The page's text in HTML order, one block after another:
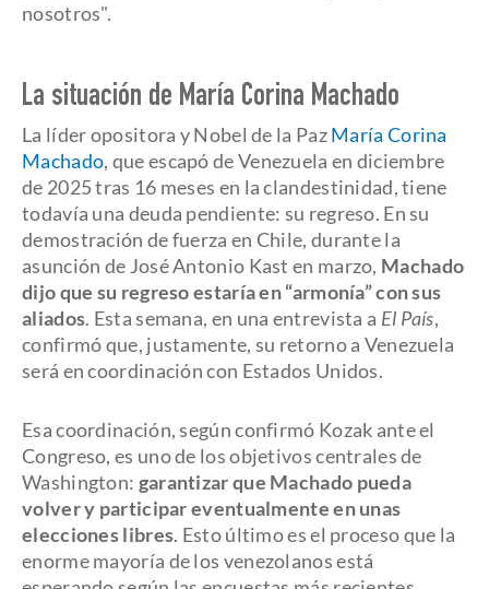
nosotros".
La situación de María Corina Machado
La líder opositora y Nobel de la PazMaría Corina
Machado, que escapó de Venezuela en diciembre
de 2025 tras 16 meses en la clandestinidad, tiene
todavía una deuda pendiente: su regreso. En su
demostración de fuerza en Chile, durante la
asunción de José Antonio Kast en marzo, Machado
dijo que su regreso estaría en “armonía” con sus
aliados. Esta semana, en una entrevista a El País,
confirmó que, justamente, su retorno a Venezuela
será en coordinación con Estados Unidos.
Esa coordinación, según confirmó Kozak ante el
Congreso, es uno de los objetivos centrales de
Washington: garantizar que Machado pueda
volver y participar eventualmente en unas
elecciones libres. Esto último es el proceso que la
enorme mayoría de los venezolanos está